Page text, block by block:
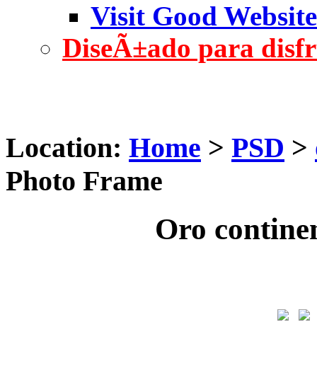
Visit Good Website
DiseÃ±ado para
Location: Home > PSD >
Photo Frame
Oro